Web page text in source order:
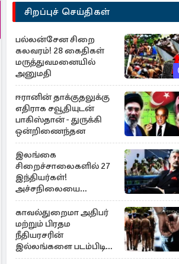
சிறப்புச் செய்திகள்
பல்லன்சேன சிறை
கலவரம்! 28 கைதிகள்
மருத்துவமனையில்
அனுமதி
ஈரானின் தாக்குதலுக்கு
எதிராக சவூதியுடன்
பாகிஸ்தான் - துருக்கி
ஒன்றிணைந்தன
இலங்கை
சிறைச்சாலைகளில் 27
இந்தியர்கள்!
அச்சநிலையை
மையப்படுத்தி
ஜெயசங்கர் அறிக்கை
காவல்துறைமா அதிபர்
மற்றும் பிரதம
நீதியரசரின்
இல்லங்களை படம்பிடித்த
சந்தேக நபர் கைது!